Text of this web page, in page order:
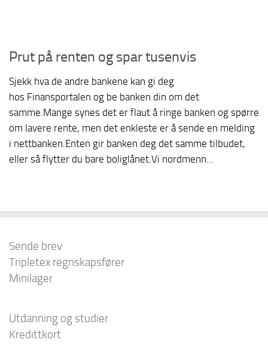
Prut på renten og spar tusenvis
Sjekk hva de andre bankene kan gi deg
hos Finansportalen og be banken din om det
samme.Mange synes det er flaut å ringe banken og spørre
om lavere rente, men det enkleste er å sende en melding
i nettbanken.Enten gir banken deg det samme tilbudet,
eller så flytter du bare boliglånet.Vi nordmenn...
Sende brev
Tripletex regnskapsfører
Minilager
Utdanning og studier
Kredittkort